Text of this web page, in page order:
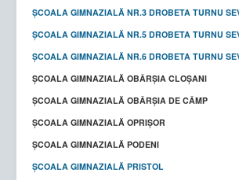
ȘCOALA GIMNAZIALĂ NR.3 DROBETA TURNU
ȘCOALA GIMNAZIALĂ NR.5 DROBETA TURNU
ȘCOALA GIMNAZIALĂ NR.6 DROBETA TURNU
ȘCOALA GIMNAZIALĂ OBÂRȘIA CLOȘANI
ȘCOALA GIMNAZIALĂ OBÂRŞIA DE CÂMP
ŞCOALA GIMNAZIALĂ OPRIŞOR
ȘCOALA GIMNAZIALĂ PODENI
ŞCOALA GIMNAZIALĂ PRISTOL